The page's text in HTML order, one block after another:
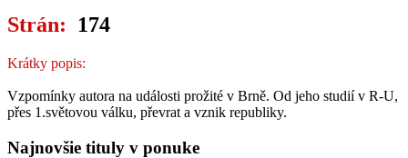
Strán: 174
Krátky popis:
Vzpomínky autora na události prožité v Brně. Od jeho studií v R-U,
přes 1.světovou válku, převrat a vznik republiky.
Najnovšie tituly v ponuke